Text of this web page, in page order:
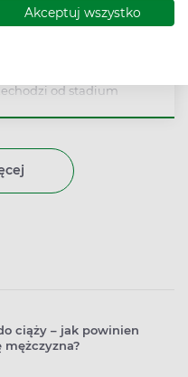
Akceptuj wszystko
rozwój
z których każdy trwa
od stadium
ciąży – jak powinien